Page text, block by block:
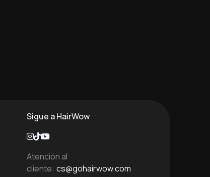
Sigue a HairWow
Atención al
cliente: cs@gohairwow.com